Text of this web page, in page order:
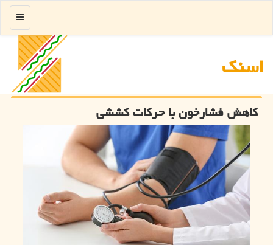
اسنك
منو
كاهش فشارخون با حركات كششی